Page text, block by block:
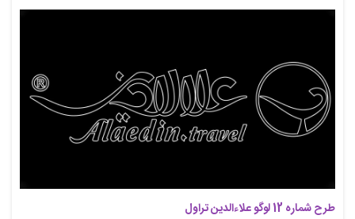
طرح شماره 12 لوگو علاءالدین تراول